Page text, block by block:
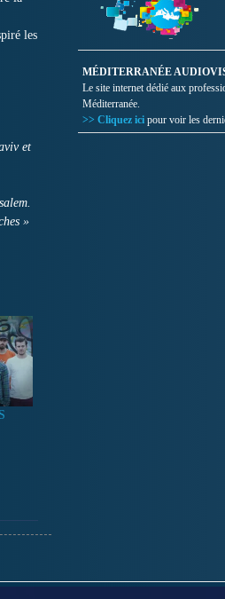
les
et
»
MÉDITERRANÉE
Le site internet dédié aux
Méditerranée.
>> Cliquez ici pour voir les